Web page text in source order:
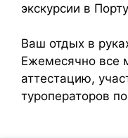
экскурсии в
Ваш отдых в
Ежемесячно все
аттестацию,
туроператоров